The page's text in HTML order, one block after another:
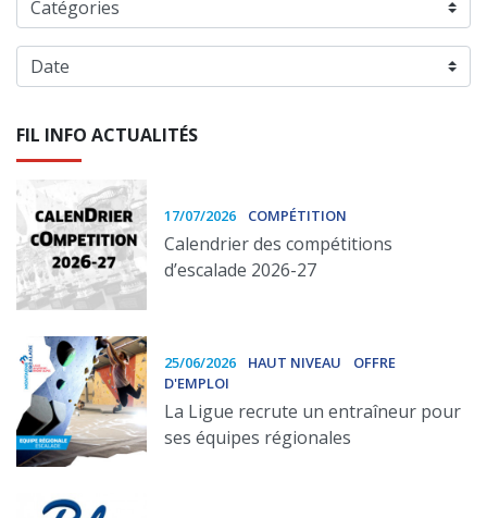
FIL INFO ACTUALITÉS
17/07/2026 COMPÉTITION
Calendrier des compétitions
d’escalade 2026-27
25/06/2026 HAUT NIVEAU
OFFRE
D'EMPLOI
La Ligue recrute un entraîneur pour
ses équipes régionales